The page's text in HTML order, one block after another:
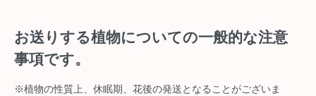
お送りする植物についての一般的な注意
事項です。
※植物の性質上、休眠期、花後の発送となることがございま